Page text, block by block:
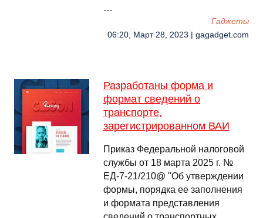
…
Гаджеты
06:20, Март 28, 2023 | gagadget.com
Разработаны форма и
формат сведений о
транспорте,
зарегистрированном ВАИ
Приказ Федеральной налоговой
службы от 18 марта 2025 г. №
ЕД-7-21/210@ "Об утверждении
формы, порядка ее заполнения
и формата представления